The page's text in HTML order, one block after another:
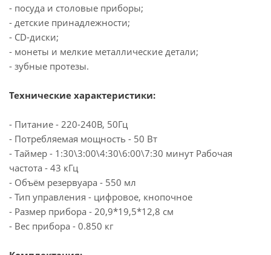
- посуда и столовые приборы;
- детские принадлежности;
- CD-диски;
- монеты и мелкие металлические детали;
- зубные протезы.
Технические характеристики:
- Питание - 220-240В, 50Гц
- Потребляемая мощность - 50 Вт
- Таймер - 1:30\3:00\4:30\6:00\7:30 минут Рабочая
частота - 43 кГц
- Объём резервуара - 550 мл
- Тип управления - цифровое, кнопочное
- Размер прибора - 20,9*19,5*12,8 см
- Вес прибора - 0.850 кг